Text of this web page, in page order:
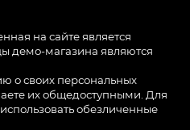
на сайте является
демо-магазина являются
о своих персональных
их общедоступными. Для
обезличенные